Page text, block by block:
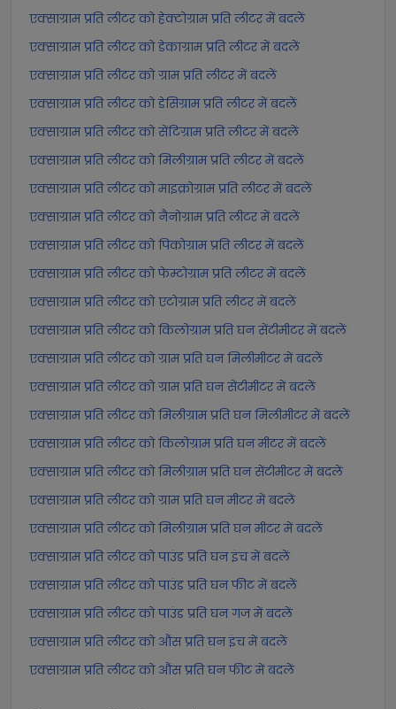
एक्साग्राम प्रति लीटर को हेक्टोग्राम प्रति लीटर में बदलें
एक्साग्राम प्रति लीटर को डेकाग्राम प्रति लीटर में बदलें
एक्साग्राम प्रति लीटर को ग्राम प्रति लीटर में बदलें
एक्साग्राम प्रति लीटर को डेसिग्राम प्रति लीटर में बदलें
एक्साग्राम प्रति लीटर को सेंटिग्राम प्रति लीटर में बदलें
एक्साग्राम प्रति लीटर को मिलीग्राम प्रति लीटर में बदलें
एक्साग्राम प्रति लीटर को माइक्रोग्राम प्रति लीटर में बदलें
एक्साग्राम प्रति लीटर को नैनोग्राम प्रति लीटर में बदलें
एक्साग्राम प्रति लीटर को पिकोग्राम प्रति लीटर में बदलें
एक्साग्राम प्रति लीटर को फेम्टोग्राम प्रति लीटर में बदलें
एक्साग्राम प्रति लीटर को एटोग्राम प्रति लीटर में बदलें
एक्साग्राम प्रति लीटर को किलोग्राम प्रति घन सेंटीमीटर में बदलें
एक्साग्राम प्रति लीटर को ग्राम प्रति घन मिलीमीटर में बदलें
एक्साग्राम प्रति लीटर को ग्राम प्रति घन सेंटीमीटर में बदलें
एक्साग्राम प्रति लीटर को मिलीग्राम प्रति घन मिलीमीटर में बदलें
एक्साग्राम प्रति लीटर को किलोग्राम प्रति घन मीटर में बदलें
एक्साग्राम प्रति लीटर को मिलीग्राम प्रति घन सेंटीमीटर में बदलें
एक्साग्राम प्रति लीटर को ग्राम प्रति घन मीटर में बदलें
एक्साग्राम प्रति लीटर को मिलीग्राम प्रति घन मीटर में बदलें
एक्साग्राम प्रति लीटर को पाउंड प्रति घन इंच में बदलें
एक्साग्राम प्रति लीटर को पाउंड प्रति घन फीट में बदलें
एक्साग्राम प्रति लीटर को पाउंड प्रति घन गज में बदलें
एक्साग्राम प्रति लीटर को औंस प्रति घन इंच में बदलें
एक्साग्राम प्रति लीटर को औंस प्रति घन फीट में बदलें